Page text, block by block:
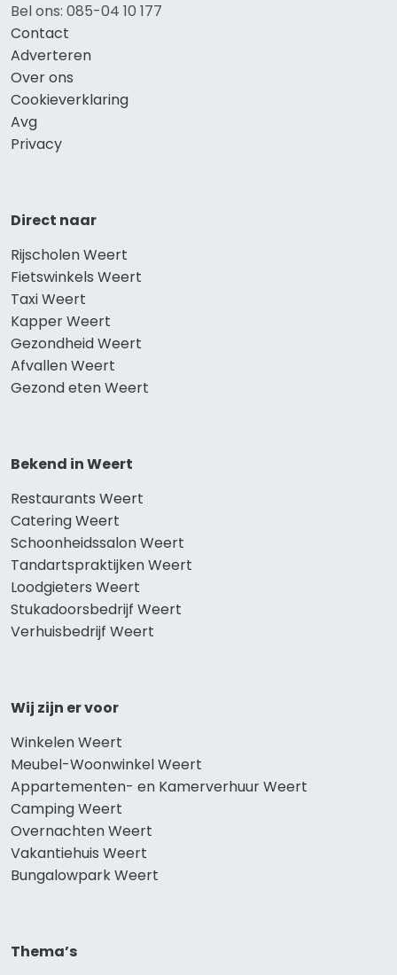
Bel ons: 085-04 10 177
Contact
Adverteren
Over ons
Cookieverklaring
Avg
Privacy
Direct naar
Rijscholen Weert
Fietswinkels Weert
Taxi Weert
Kapper Weert
Gezondheid Weert
Afvallen Weert
Gezond eten Weert
Bekend in Weert
Restaurants Weert
Catering Weert
Schoonheidssalon Weert
Tandartspraktijken Weert
Loodgieters Weert
Stukadoorsbedrijf Weert
Verhuisbedrijf Weert
Wij zijn er voor
Winkelen Weert
Meubel-Woonwinkel Weert
Appartementen- en Kamerverhuur Weert
Camping Weert
Overnachten Weert
Vakantiehuis Weert
Bungalowpark Weert
Thema’s